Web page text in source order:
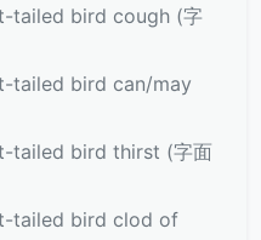
tailed bird cough (字
tailed bird can/may
tailed bird thirst (字面
tailed bird clod of